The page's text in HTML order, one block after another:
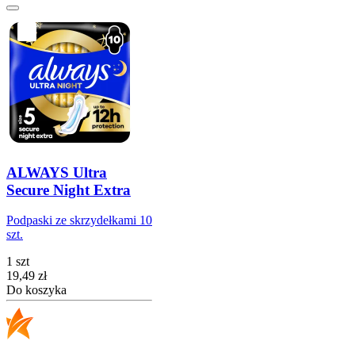
ALWAYS Ultra
Secure Night Extra
Podpaski ze skrzydełkami 10
szt.
1 szt
Cena
19,49 zł
Do koszyka